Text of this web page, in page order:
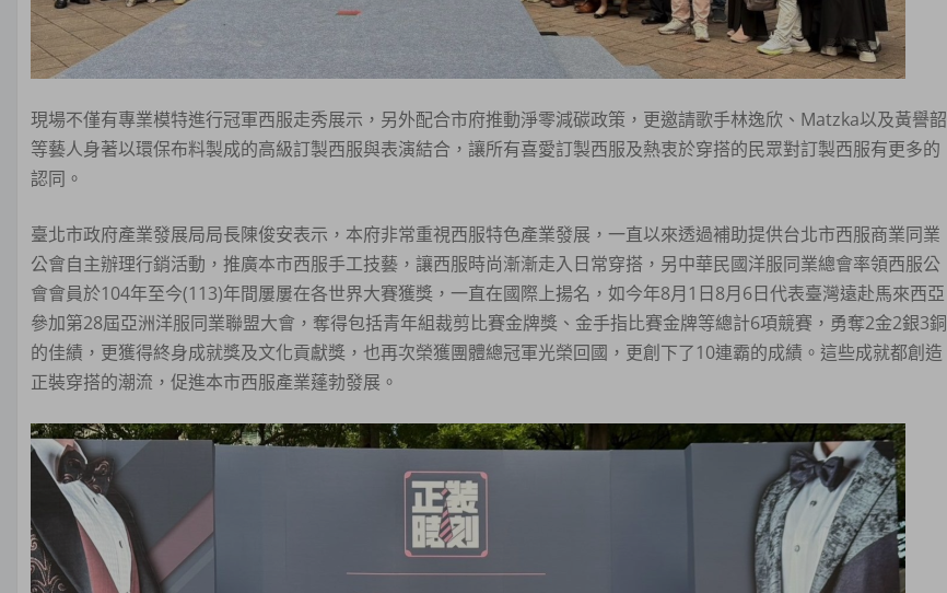
現場不僅有專業模特進行冠軍西服走秀展示，另外配合市府推動淨零減碳政策，更邀請歌手林逸欣、Matzka以及黃譽韶
等藝人身著以環保布料製成的高級訂製西服與表演結合，讓所有喜愛訂製西服及熱衷於穿搭的民眾對訂製西服有更多的
認同。
臺北市政府產業發展局局長陳俊安表示，本府非常重視西服特色產業發展，一直以來透過補助提供台北市西服商業同業
公會自主辦理行銷活動，推廣本市西服手工技藝，讓西服時尚漸漸走入日常穿搭，另中華民國洋服同業總會率領西服公
會會員於104年至今(113)年間屢屢在各世界大賽獲獎，一直在國際上揚名，如今年8月1日8月6日代表臺灣遠赴馬來西亞
參加第28屆亞洲洋服同業聯盟大會，奪得包括青年組裁剪比賽金牌獎、金手指比賽金牌等總計6項競賽，勇奪2金2銀3銅
的佳績，更獲得終身成就獎及文化貢獻獎，也再次榮獲團體總冠軍光榮回國，更創下了10連霸的成績。這些成就都創造
正裝穿搭的潮流，促進本市西服產業蓬勃發展。